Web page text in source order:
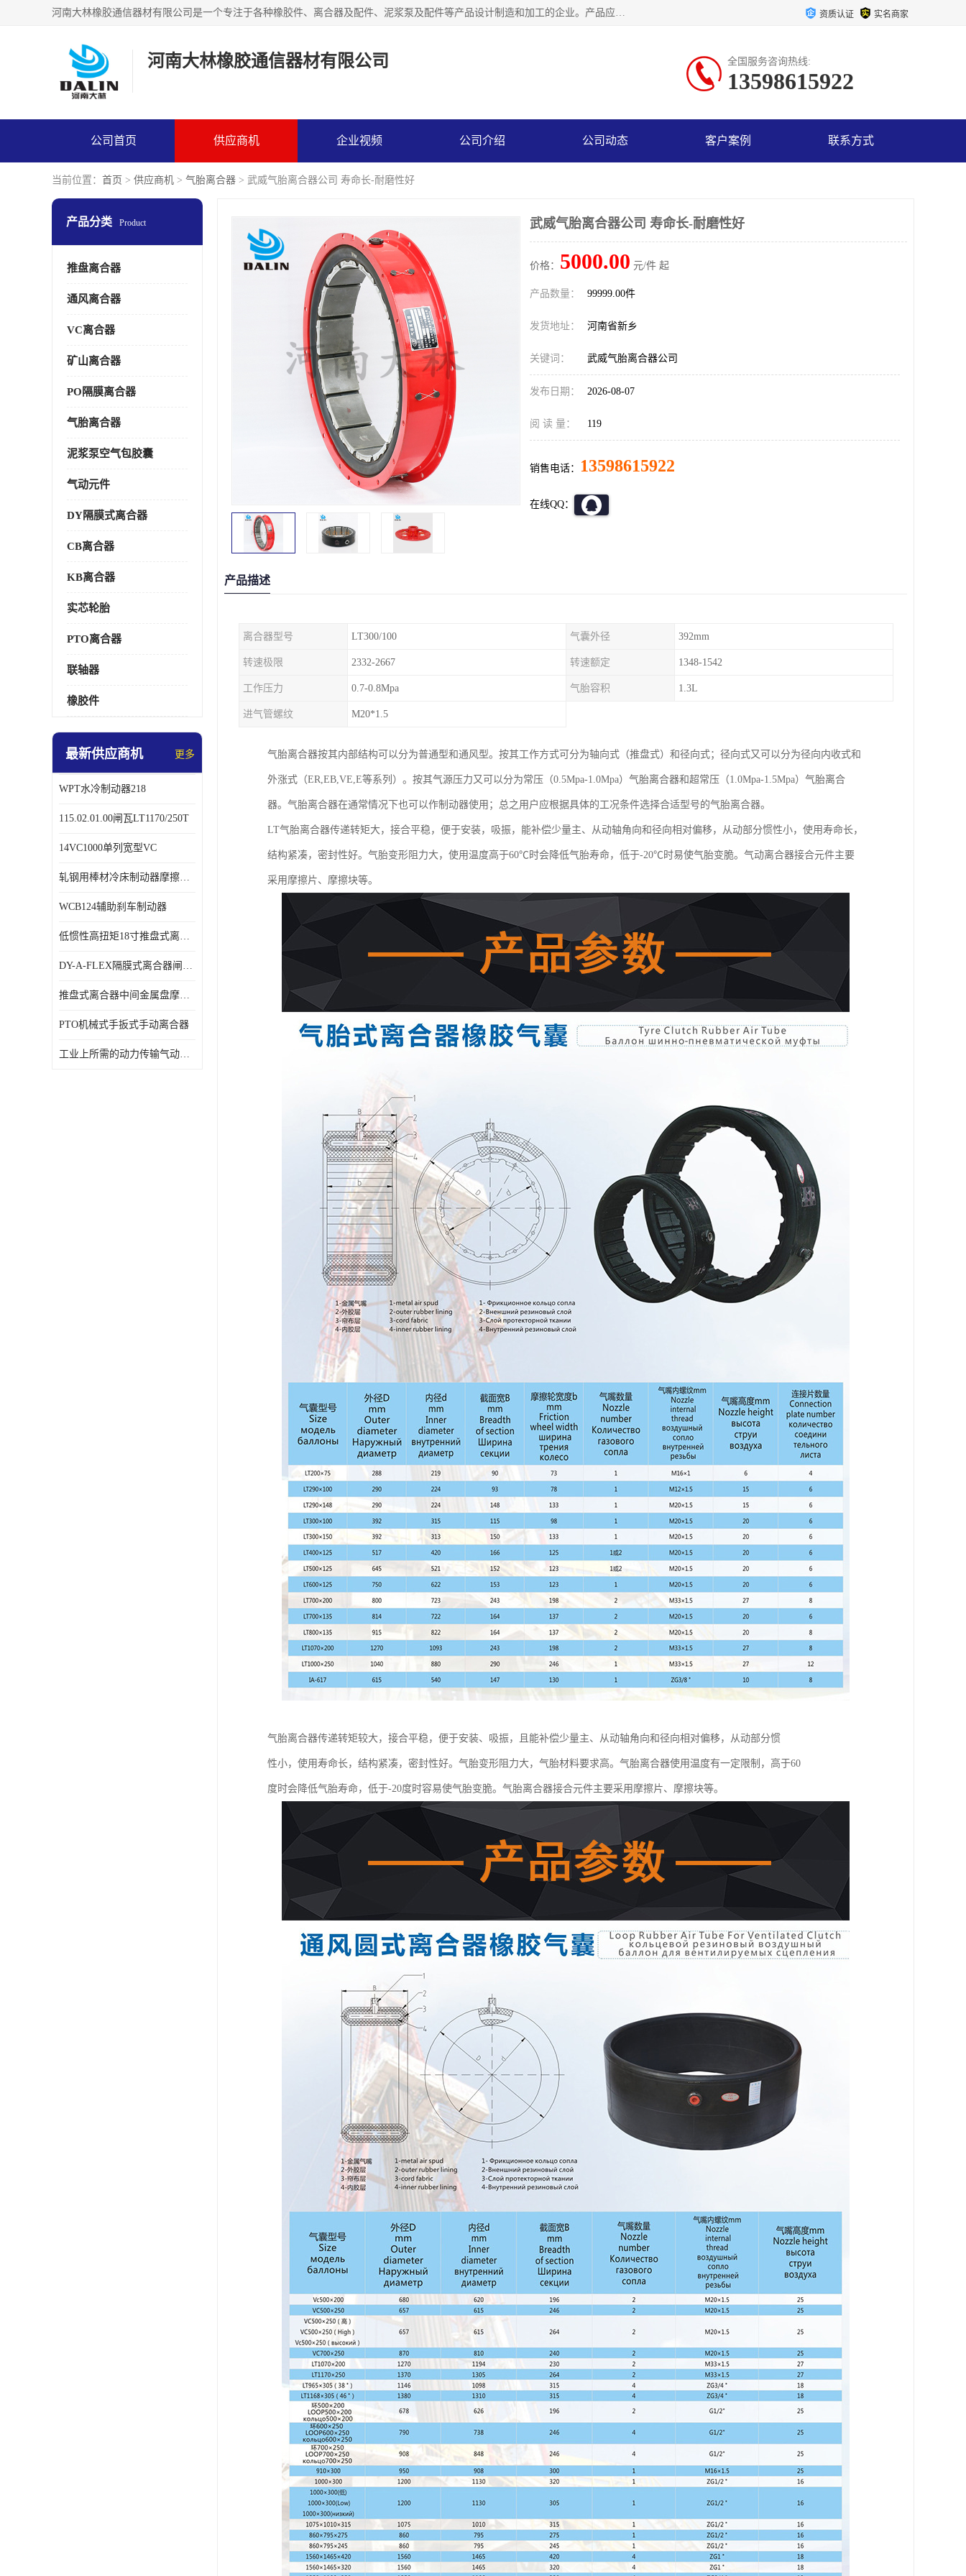
河南大林橡胶通信器材有限公司是一个专注于各种橡胶件、离合器及配件、泥浆泵及配件等产品设计制造和加工的企业。产品应用于矿山、冶金、石油、钢铁、化工、水泥、船舶、造纸、通用机械等各种大功率机械传动或制动装置。 资质认证 实名商家
河南大林橡胶通信器材有限公司 全国服务咨询热线:
13598615922
公司首页 供应商机 企业视频 公司介绍 公司动态 客户案例 联系方式
当前位置： 首页 > 供应商机 > 气胎离合器 > 武威气胎离合器公司 寿命长-耐磨性好
产品分类 Product
推盘离合器
通风离合器
VC离合器
矿山离合器
PO隔膜离合器
气胎离合器
泥浆泵空气包胶囊
气动元件
DY隔膜式离合器
CB离合器
KB离合器
实芯轮胎
PTO离合器
联轴器
橡胶件
最新供应商机 更多
WPT水冷制动器218
115.02.01.00闸瓦LT1170/250T
14VC1000单列宽型VC
轧钢用棒材冷床制动器摩擦片218
WCB124辅助刹车制动器
低惯性高扭矩18寸推盘式离合器中心盘齿盘W18-11-101
DY-A-FLEX隔膜式离合器闸瓦总成7015125A
推盘式离合器中间金属盘摩擦盘18寸
PTO机械式手扳式手动离合器
工业上所需的动力传输气动离合器WCB424
武威气胎离合器公司 寿命长-耐磨性好
价格： 5000.00 元/件 起
产品数量： 99999.00件
发货地址： 河南省新乡
关键词： 武威气胎离合器公司
发布日期： 2026-08-07
阅 读 量： 119
销售电话： 13598615922
在线QQ：
产品描述
离合器型号 LT300/100 气囊外径 392mm
转速极限 2332-2667 转速额定 1348-1542
工作压力 0.7-0.8Mpa 气胎容积 1.3L
进气管螺纹 M20*1.5
气胎离合器按其内部结构可以分为普通型和通风型。按其工作方式可分为轴向式（推盘式）和径向式；径向式又可以分为径向内收式和
外涨式（ER,EB,VE,E等系列）。按其气源压力又可以分为常压（0.5Mpa-1.0Mpa）气胎离合器和超常压（1.0Mpa-1.5Mpa）气胎离合
器。气胎离合器在通常情况下也可以作制动器使用；总之用户应根据具体的工况条件选择合适型号的气胎离合器。
LT气胎离合器传递转矩大，接合平稳，便于安装，吸振，能补偿少量主、从动轴角向和径向相对偏移，从动部分惯性小，使用寿命长，
结构紧凑，密封性好。气胎变形阻力大，使用温度高于60℃时会降低气胎寿命，低于-20℃时易使气胎变脆。气动离合器接合元件主要
采用摩擦片、摩擦块等。
气胎离合器传递转矩较大，接合平稳，便于安装、吸振，且能补偿少量主、从动轴角向和径向相对偏移，从动部分惯
性小，使用寿命长，结构紧凑，密封性好。气胎变形阻力大，气胎材料要求高。气胎离合器使用温度有一定限制，高于60
度时会降低气胎寿命，低于-20度时容易使气胎变脆。气胎离合器接合元件主要采用摩擦片、摩擦块等。